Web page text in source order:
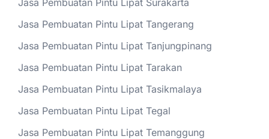
Jasa Pembuatan Pintu Lipat Tangerang
Jasa Pembuatan Pintu Lipat Tanjungpinang
Jasa Pembuatan Pintu Lipat Tarakan
Jasa Pembuatan Pintu Lipat Tasikmalaya
Jasa Pembuatan Pintu Lipat Tegal
Jasa Pembuatan Pintu Lipat Temanggung